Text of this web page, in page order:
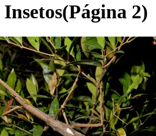
Insetos(Página 2)